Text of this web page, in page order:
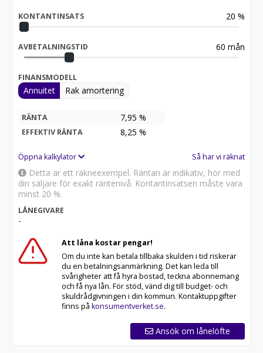
KONTANTINSATS 20 %
AVBETALNINGSTID 60 mån
FINANSMODELL
Annuitet Rak amortering
RÄNTA 7,95 %
EFFEKTIV RÄNTA 8,25 %
Öppna kalkylator Så har vi räknat
Detta är ett räkneexempel. Räntan är indikativ, hör med
din säljare för exakt räntenivå. Kontantinsatsen måste vara
minst 20 %.
LÅNEGIVARE
-
Att låna kostar pengar!
Om du inte kan betala tillbaka skulden i tid riskerar
du en betalningsanmärkning. Det kan leda till
svårigheter att få hyra bostad, teckna abonnemang
och få nya lån. För stöd, vänd dig till budget- och
skuldrådgivningen i din kommun. Kontaktuppgifter
finns på konsumentverket.se.
Ansök om lånelöfte